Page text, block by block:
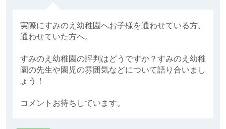
実際にすみのえ幼稚園へお子様を通わせている方、
通わせていた方へ。
すみのえ幼稚園の評判はどうですか？すみのえ幼稚
園の先生や園児の雰囲気などについて語り合いまし
ょう！
コメントお待ちしています。